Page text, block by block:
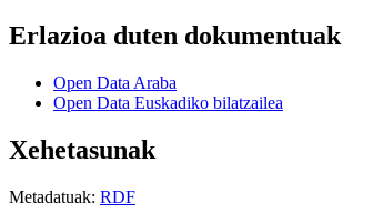
Erlazioa duten dokumentuak
Open Data Araba
Open Data Euskadiko bilatzailea
Xehetasunak
Metadatuak: RDF